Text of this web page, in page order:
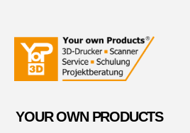
YOUR OWN PRODUCTS